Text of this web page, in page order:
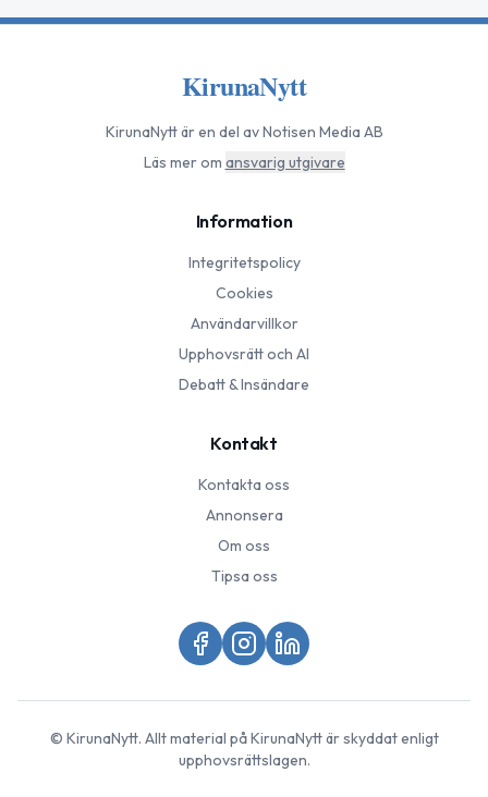
KirunaNytt
KirunaNyttär en del av Notisen Media AB
Läs mer om ansvarig utgivare
Information
Integritetspolicy
Cookies
Användarvillkor
Upphovsrätt och AI
Debatt & Insändare
Kontakt
Kontakta oss
Annonsera
Om oss
Tipsa oss
© KirunaNytt. Allt material påKirunaNyttär skyddat enligt
upphovsrättslagen.